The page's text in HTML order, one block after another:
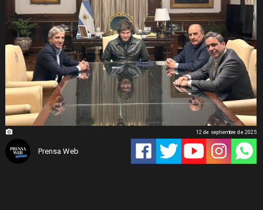
Prensa Web
12 de septiembre de 2025